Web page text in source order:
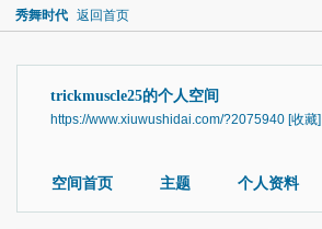
秀舞时代 返回首页
trickmuscle25的个人空间
https://www.xiuwushidai.com/?2075940 [收藏]
空间首页 主题 个人资料